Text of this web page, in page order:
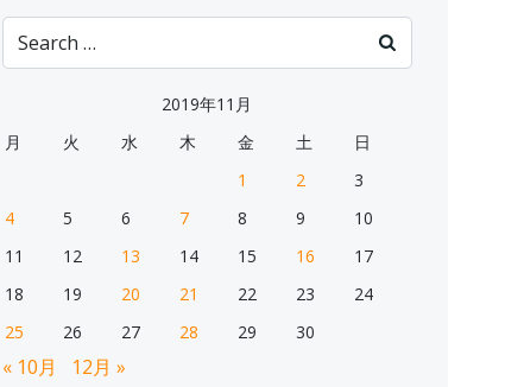
Search
for:
2019年11月
月
火 水 木 金 土
日
1
2
3
4
5 6 7 8 9
10
11
12 13 14 15 16
17
18
19 20 21 22 23
24
25
26 27 28 29 30
« 10月 12月 »